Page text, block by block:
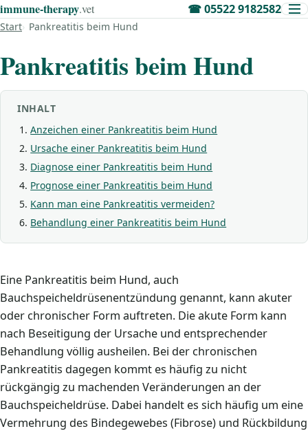
immune‑therapy.vet ☎05522 9182582
Start Pankreatitis beim Hund
Pankreatitis beim Hund
INHALT
Anzeichen einer Pankreatitis beim Hund
Ursache einer Pankreatitis beim Hund
Diagnose einer Pankreatitis beim Hund
Prognose einer Pankreatitis beim Hund
Kann man eine Pankreatitis vermeiden?
Behandlung einer Pankreatitis beim Hund
Eine Pankreatitis beim Hund, auch
Bauchspeicheldrüsenentzündung genannt, kann akuter
oder chronischer Form auftreten. Die akute Form kann
nach Beseitigung der Ursache und entsprechender
Behandlung völlig ausheilen. Bei der chronischen
Pankreatitis dagegen kommt es häufig zu nicht
rückgängig zu machenden Veränderungen an der
Bauchspeicheldrüse. Dabei handelt es sich häufig um eine
Vermehrung des Bindegewebes (Fibrose) und Rückbildung